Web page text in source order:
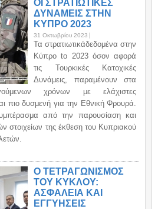
ΟΙ ΣΤΡΑΤΙΩΤΙΚΕΣ
ΔΥΝΑΜΕΙΣ ΣΤΗΝ
ΚΥΠΡΟ 2023
31 Οκτωβρίου 2023
Τα στρατιωτικάδεδομένα στην
Κύπρο to 2023 όσον αφορά
τις Τουρκικές Κατοχικές
Δυνάμεις, παραμένουν στα
χρόνων με ελάχιστες
πιο δυσμενή για την Εθνική Φρουρά.
από την παρουσίαση και
στοιχείων της έκθεση του Κυπριακού
Ο ΤΕΤΡΑΓΩΝΙΣΜΟΣ
ΤΟΥ ΚΥΚΛΟΥ:
ΑΣΦΑΛΕΙΑ ΚΑΙ
ΕΓΓΥΗΣΕΙΣ